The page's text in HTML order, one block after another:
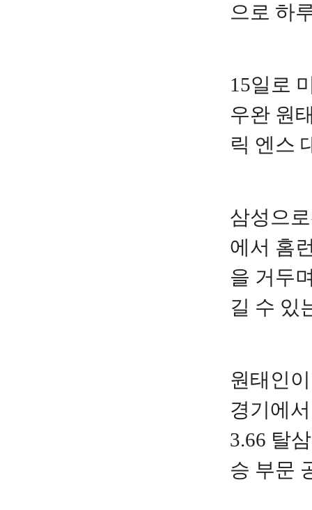
으로 하
15일로
우완 원
릭 엔스
삼성으
에서 홈
을 거두
길 수 있
원태인
경기에
3.66 탈
승 부문